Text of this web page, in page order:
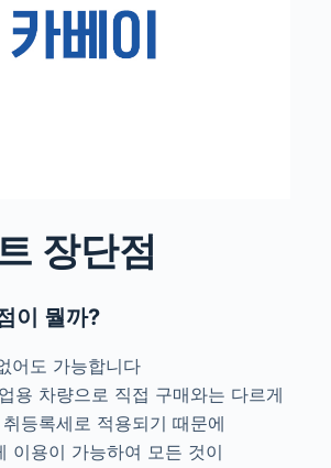
장단점
이 뭘까?
어도 가능합니다
용 차량으로 직접 구매와는 다르게
등록세로 적용되기 때문에
이용이 가능하여 모든 것이